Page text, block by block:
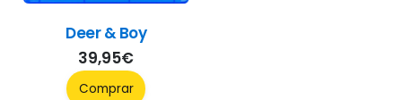
Deer & Boy
39,95€
Comprar